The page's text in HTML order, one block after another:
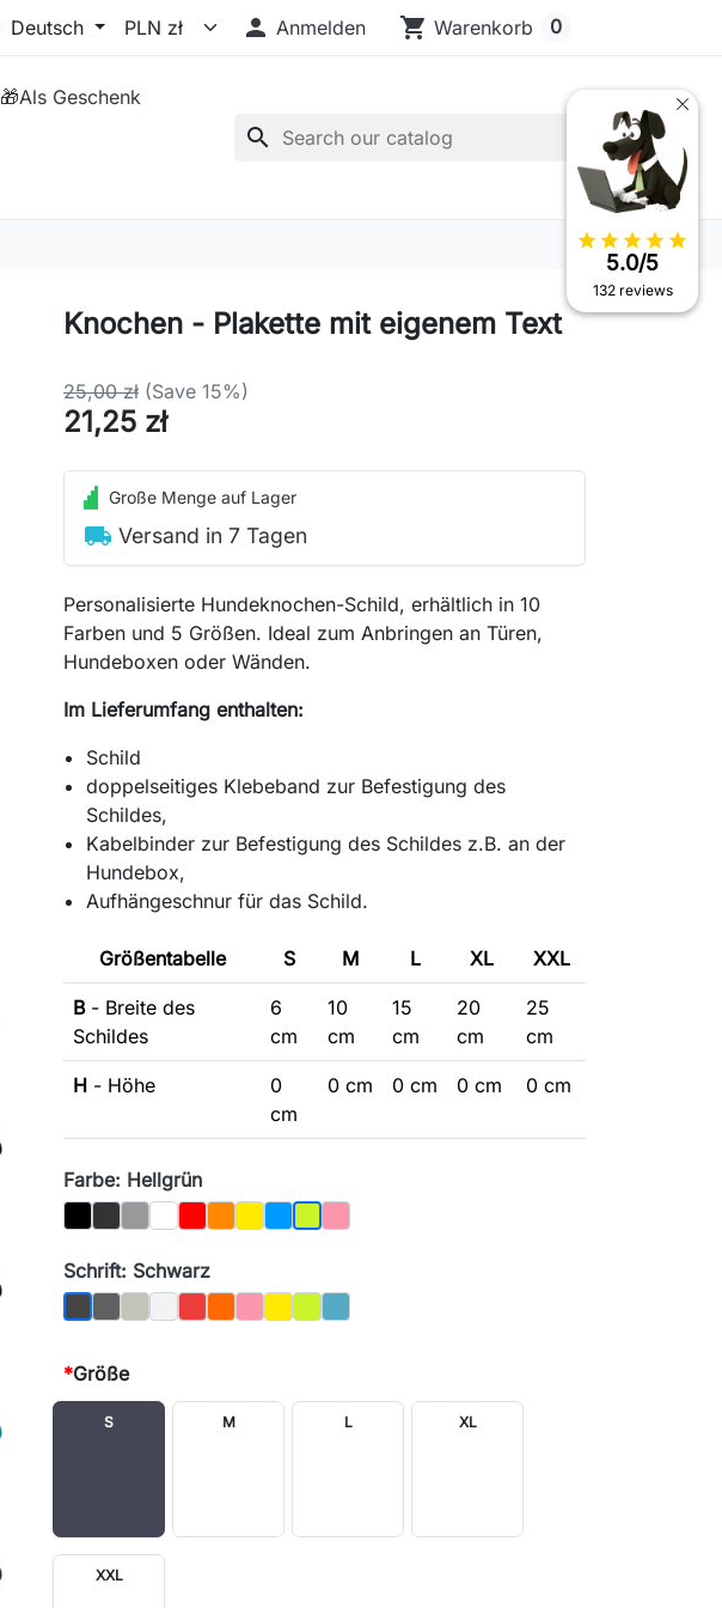
Deutsch  Anmelden shopping_cart Warenkorb 0
🎁Als Geschenk
search
Knochen - Plakette mit eigenem Text
25,00 zł (Save 15%)
21,25 zł
Große Menge auf Lager
local_shipping Versand in 7 Tagen
Personalisierte Hundeknochen-Schild, erhältlich in 10
Farben und 5 Größen. Ideal zum Anbringen an Türen,
Hundeboxen oder Wänden.
Im Lieferumfang enthalten:
Schild
doppelseitiges Klebeband zur Befestigung des
Schildes,
Kabelbinder zur Befestigung des Schildes z.B. an der
Hundebox,
Aufhängeschnur für das Schild.
Größentabelle S M L XL XXL
B- Breite des
Schildes
6
cm
10
cm
15
cm
20
cm
25
cm
H - Höhe
0
cm
0 cm 0 cm 0 cm 0 cm
Farbe: Hellgrün
Schwarz
Graphit
GrauWeißRotOrange
GelbBlauHellgrün
Rosa
Schrift: Schwarz
Schwarz
Graphit
GrauWeißRotOrange
RosaGelbHellgrün
Blau
*Größe
S M L XL
XXL
star star star star star
5.0/5
132 reviews